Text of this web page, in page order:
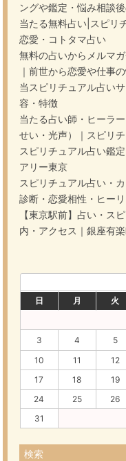
ングや鑑定・悩み相談
当たる無料占い|スピリ
恋愛・コトタマ占い
無料の占いからメルマ
｜前世から恋愛や仕事
当スピリチュアル占い
容・特徴
当たる占い師・ヒーラ
せい・光声）｜スピリ
スピリチュアル占い鑑
アリー東京
スピリチュアル占い・
診断・恋愛相性・ヒー
【東京駅前】占い・ス
内・アクセス｜銀座有
日
月 火
3
4 5
10
11 12
17
18 19
24
25 26
31
検索